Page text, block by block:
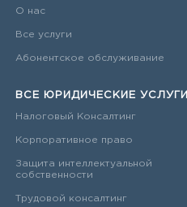
О нас
Все услуги
Абонентское обслуживание
ВСЕ ЮРИДИЧЕСКИЕ УСЛУГИ
Налоговый Консалтинг
Корпоративное право
Защита интеллектуальной
собственности
Трудовой консалтинг